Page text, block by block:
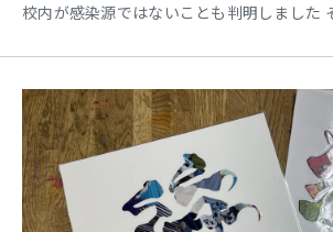
校内が感染源ではないことも判明しました
でZoomを用いた遠隔講 義のテスト配信を
人情報の管理、認識に対する意思表示の方